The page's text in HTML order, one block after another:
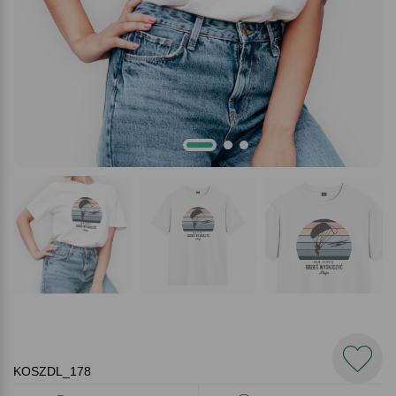
KOSZDL_178